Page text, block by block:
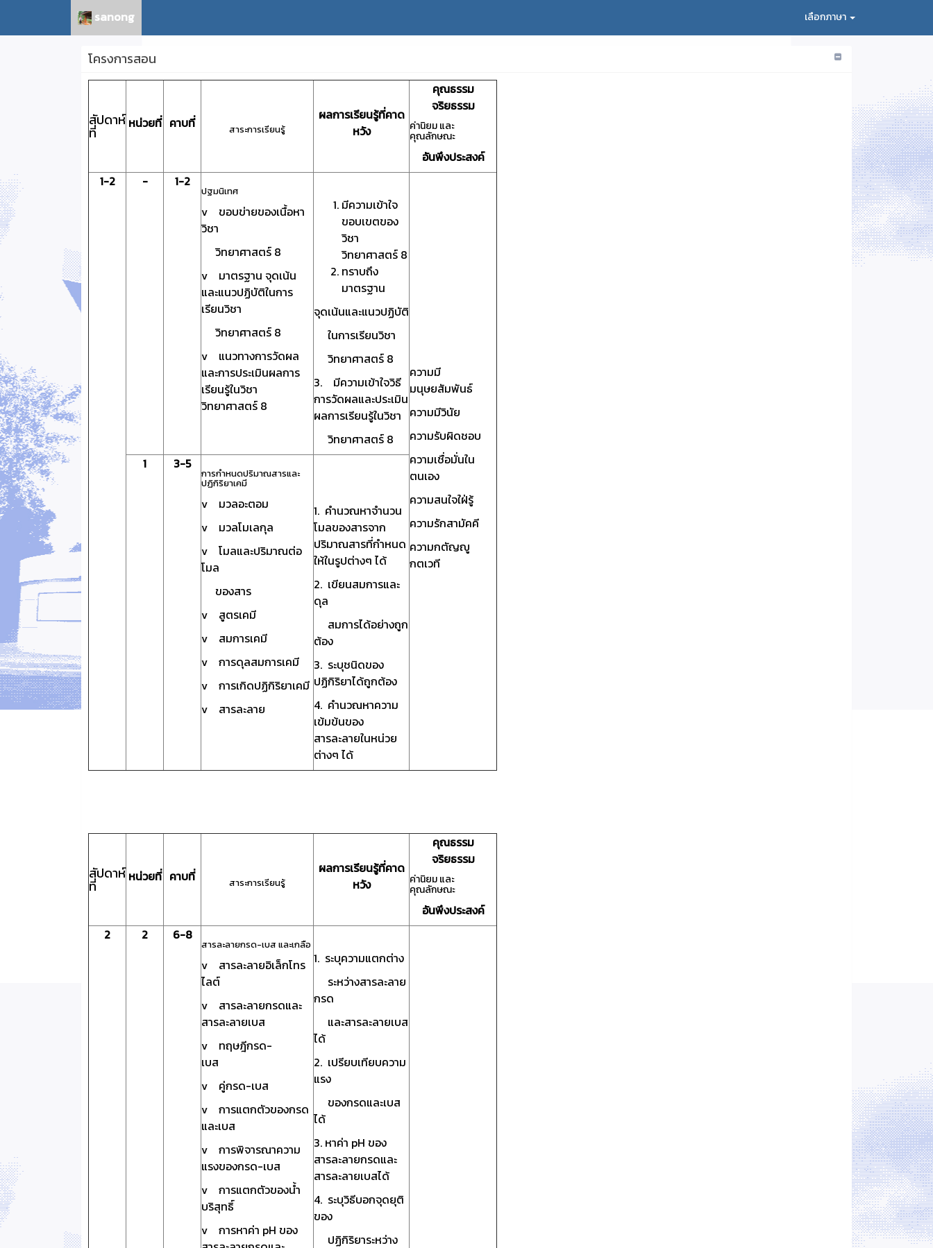
sanong เลือกภาษา
โครงการสอน
สัปดาห์
ที่
หน่วยที่ คาบที่ สาระการเรียนรู้
ผลการเรียนรู้ที่คาด
หวัง
คุณธรรม
จริยธรรม
ค่านิยม และ
คุณลักษณะ
อันพึงประสงค์
1-2
- 1-2
ปฐมนิเทศ
v ขอบข่ายของเนื้อหา
วิชา
วิทยาศาสตร์ 8
v มาตรฐาน จุดเน้น
และแนวปฏิบัติในการ
เรียนวิชา
วิทยาศาสตร์ 8
v แนวทางการวัดผล
และการประเมินผลการ
เรียนรู้ในวิชา
วิทยาศาสตร์ 8
มีความเข้าใจ
ขอบเขตของ
วิชา
วิทยาศาสตร์ 8
ทราบถึง
มาตรฐาน
จุดเน้นและแนวปฏิบัติ
ในการเรียนวิชา
วิทยาศาสตร์ 8
3. มีความเข้าใจวิธี
การวัดผลและประเมิน
ผลการเรียนรู้ในวิชา
วิทยาศาสตร์ 8
ความมี
มนุษยสัมพันธ์
ความมีวินัย
ความรับผิดชอบ
ความเชื่อมั่นใน
ตนเอง
ความสนใจใฝ่รู้
ความรักสามัคคี
ความกตัญญู
กตเวที
1 3-5
การกำหนดปริมาณสารและ
ปฏิกิริยาเคมี
v มวลอะตอม
v มวลโมเลกุล
v โมลและปริมาณต่อ
โมล
ของสาร
v สูตรเคมี
v สมการเคมี
v การดุลสมการเคมี
v การเกิดปฏิกิริยาเคมี
v สารละลาย
1. คำนวณหาจำนวน
โมลของสารจาก
ปริมาณสารที่กำหนด
ให้ในรูปต่างๆ ได้
2. เขียนสมการและ
ดุล
สมการได้อย่างถูก
ต้อง
3. ระบุชนิดของ
ปฏิกิริยาได้ถูกต้อง
4. คำนวณหาความ
เข้มข้นของ
สารละลายในหน่วย
ต่างๆ ได้
สัปดาห์
ที่
หน่วยที่ คาบที่ สาระการเรียนรู้
ผลการเรียนรู้ที่คาด
หวัง
คุณธรรม
จริยธรรม
ค่านิยม และ
คุณลักษณะ
อันพึงประสงค์
2
2 6-8
สารละลายกรด-เบส และเกลือ
v สารละลายอิเล็กโทร
ไลต์
v สารละลายกรดและ
สารละลายเบส
v ทฤษฎีกรด-
เบส
v คู่กรด-เบส
v การแตกตัวของกรด
และเบส
v การพิจารณาความ
แรงของกรด-เบส
v การแตกตัวของน้ำ
บริสุทธิ์
v การหาค่า pH ของ
1. ระบุความแตกต่าง
ระหว่างสารละลาย
กรด
และสารละลายเบส
ได้
2. เปรียบเทียบความ
แรง
ของกรดและเบส
ได้
3. หาค่า pH ของ
สารละลายกรดและ
สารละลายเบสได้
4. ระบุวิธีบอกจุดยุติ
ของ
ปฏิกิริยาระหว่าง